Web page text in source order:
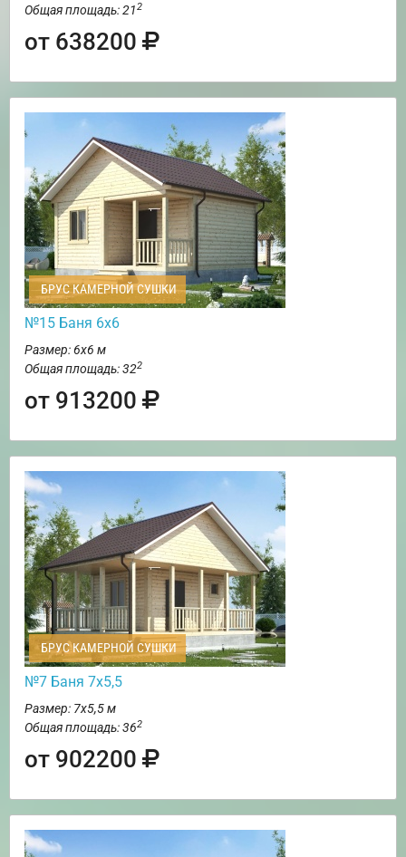
Общая площадь: 212
от 638200
БРУС КАМЕРНОЙ СУШКИ
№15 Баня 6х6
Размер: 6х6 м
Общая площадь: 322
от 913200
БРУС КАМЕРНОЙ СУШКИ
№7 Баня 7х5,5
Размер: 7х5,5 м
Общая площадь: 362
от 902200